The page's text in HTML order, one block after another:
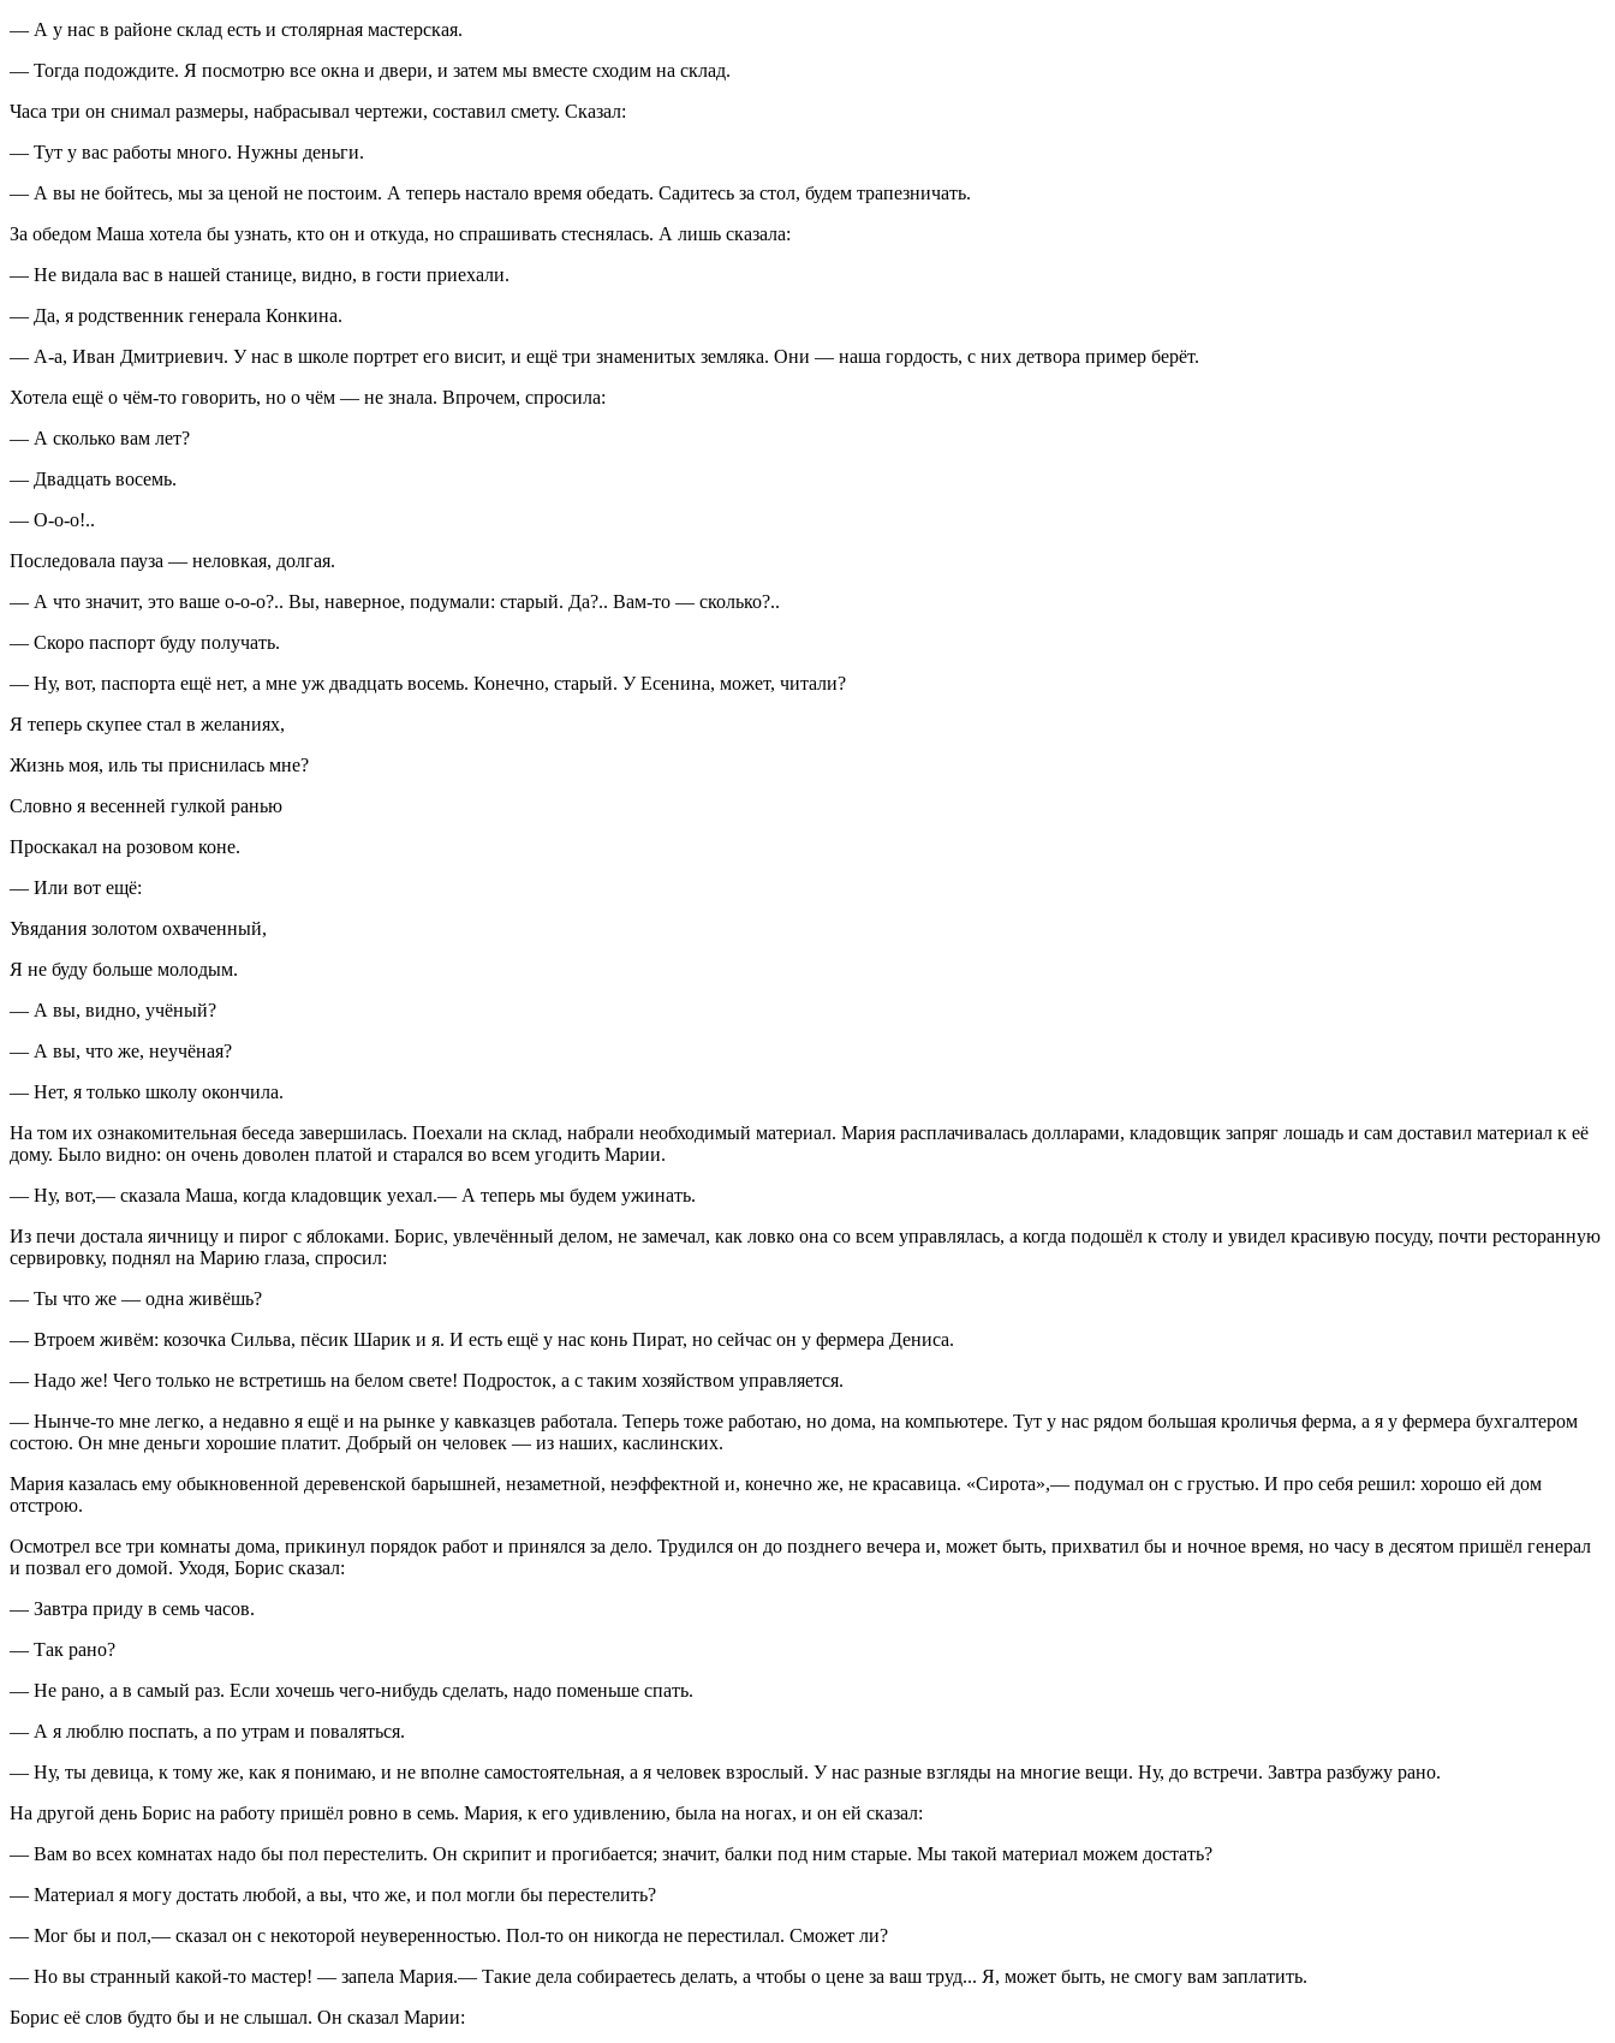
— А у нас в районе склад есть и столярная мастерская.
— Тогда подождите. Я посмотрю все окна и двери, и затем мы вместе сходим на склад.
Часа три он снимал размеры, набрасывал чертежи, составил смету. Сказал:
— Тут у вас работы много. Нужны деньги.
— А вы не бойтесь, мы за ценой не постоим. А теперь настало время обедать. Садитесь за стол, будем трапезничать.
За обедом Маша хотела бы узнать, кто он и откуда, но спрашивать стеснялась. А лишь сказала:
— Не видала вас в нашей станице, видно, в гости приехали.
— Да, я родственник генерала Конкина.
— А-а, Иван Дмитриевич. У нас в школе портрет его висит, и ещё три знаменитых земляка. Они — наша гордость, с них детвора пример берёт.
Хотела ещё о чём-то говорить, но о чём — не знала. Впрочем, спросила:
— А сколько вам лет?
— Двадцать восемь.
— О-о-о!..
Последовала пауза — неловкая, долгая.
— А что значит, это ваше о-о-о?.. Вы, наверное, подумали: старый. Да?.. Вам-то — сколько?..
— Скоро паспорт буду получать.
— Ну, вот, паспорта ещё нет, а мне уж двадцать восемь. Конечно, старый. У Есенина, может, читали?
Я теперь скупее стал в желаниях,
Жизнь моя, иль ты приснилась мне?
Словно я весенней гулкой ранью
Проскакал на розовом коне.
— Или вот ещё:
Увядания золотом охваченный,
Я не буду больше молодым.
— А вы, видно, учёный?
— А вы, что же, неучёная?
— Нет, я только школу окончила.
На том их ознакомительная беседа завершилась. Поехали на склад, набрали необходимый материал. Мария расплачивалась долларами, кладовщик запряг лошадь и сам доставил материал к её
дому. Было видно: он очень доволен платой и старался во всем угодить Марии.
— Ну, вот,— сказала Маша, когда кладовщик уехал.— А теперь мы будем ужинать.
Из печи достала яичницу и пирог с яблоками. Борис, увлечённый делом, не замечал, как ловко она со всем управлялась, а когда подошёл к столу и увидел красивую посуду, почти ресторанную
сервировку, поднял на Марию глаза, спросил:
— Ты что же — одна живёшь?
— Втроем живём: козочка Сильва, пёсик Шарик и я. И есть ещё у нас конь Пират, но сейчас он у фермера Дениса.
— Надо же! Чего только не встретишь на белом свете! Подросток, а с таким хозяйством управляется.
— Нынче-то мне легко, а недавно я ещё и на рынке у кавказцев работала. Теперь тоже работаю, но дома, на компьютере. Тут у нас рядом большая кроличья ферма, а я у фермера бухгалтером
состою. Он мне деньги хорошие платит. Добрый он человек — из наших, каслинских.
Мария казалась ему обыкновенной деревенской барышней, незаметной, неэффектной и, конечно же, не красавица. «Сирота»,— подумал он с грустью. И про себя решил: хорошо ей дом
отстрою.
Осмотрел все три комнаты дома, прикинул порядок работ и принялся за дело. Трудился он до позднего вечера и, может быть, прихватил бы и ночное время, но часу в десятом пришёл генерал
и позвал его домой. Уходя, Борис сказал:
— Завтра приду в семь часов.
— Так рано?
— Не рано, а в самый раз. Если хочешь чего-нибудь сделать, надо поменьше спать.
— А я люблю поспать, а по утрам и поваляться.
— Ну, ты девица, к тому же, как я понимаю, и не вполне самостоятельная, а я человек взрослый. У нас разные взгляды на многие вещи. Ну, до встречи. Завтра разбужу рано.
На другой день Борис на работу пришёл ровно в семь. Мария, к его удивлению, была на ногах, и он ей сказал:
— Вам во всех комнатах надо бы пол перестелить. Он скрипит и прогибается; значит, балки под ним старые. Мы такой материал можем достать?
— Материал я могу достать любой, а вы, что же, и пол могли бы перестелить?
— Мог бы и пол,— сказал он с некоторой неуверенностью. Пол-то он никогда не перестилал. Сможет ли?
— Но вы странный какой-то мастер! — запела Мария.— Такие дела собираетесь делать, а чтобы о цене за ваш труд... Я, может быть, не смогу вам заплатить.
Борис её слов будто бы и не слышал. Он сказал Марии: